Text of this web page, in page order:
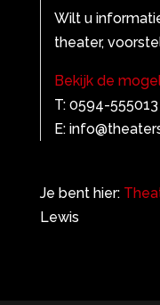
Wilt u
theater,
Bekijk de
T: 0594-555013
E:
Je bent hier:
Lewis